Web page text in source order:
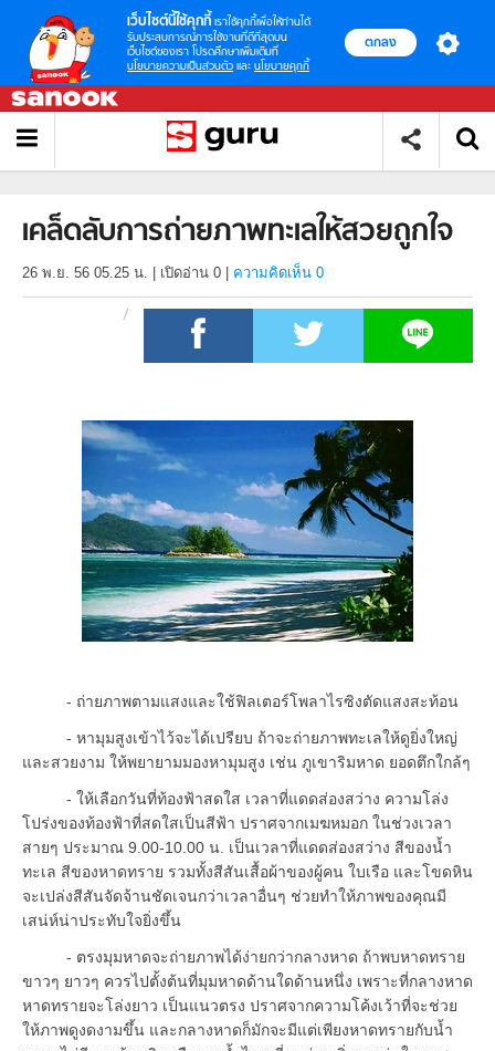
เว็บไซต์นี้ใช้คุกกี้ เราใช้คุกกี้เพื่อให้ท่านได้
รับประสบการณ์การใช้งานที่ดีที่สุดบน
เว็บไซต์ของเรา โปรดศึกษาเพิ่มเติมที่
นโยบายความเป็นส่วนตัว และ นโยบายคุกกี้
ตกลง
เคล็ดลับการถ่ายภาพทะเลให้สวยถูกใจ
26 พ.ย. 56 05.25 น. เปิดอ่าน 0 ความคิดเห็น 0
- ถ่ายภาพตามแสงและใช้ฟิลเตอร์โพลาไรซิงตัดแสงสะท้อน
- หามุมสูงเข้าไว้จะได้เปรียบ ถ้าจะถ่ายภาพทะเลให้ดูยิ่งใหญ่
และสวยงาม ให้พยายามมองหามุมสูง เช่น ภูเขาริมหาด ยอดตึกใกล้ๆ
- ให้เลือกวันที่ท้องฟ้าสดใส เวลาที่แดดส่องสว่าง ความโล่ง
โปร่งของท้องฟ้าที่สดใสเป็นสีฟ้า ปราศจากเมฆหมอก ในช่วงเวลา
สายๆ ประมาณ 9.00-10.00 น. เป็นเวลาที่แดดส่องสว่าง สีของน้ำ
ทะเล สีของหาดทราย รวมทั้งสีสันเสื้อผ้าของผู้คน ใบเรือ และโขดหิน
จะเปล่งสีสันจัดจ้านชัดเจนกว่าเวลาอื่นๆ ช่วยทำให้ภาพของคุณมี
เสน่ห์น่าประทับใจยิ่งขึ้น
- ตรงมุมหาดจะถ่ายภาพได้ง่ายกว่ากลางหาด ถ้าพบหาดทราย
ขาวๆ ยาวๆ ควรไปตั้งต้นที่มุมหาดด้านใดด้านหนึ่ง เพราะที่กลางหาด
หาดทรายจะโล่งยาว เป็นแนวตรง ปราศจากความโค้งเว้าที่จะช่วย
ให้ภาพดูงดงามขึ้น และกลางหาดก็มักจะมีแต่เพียงหาดทรายกับน้ำ